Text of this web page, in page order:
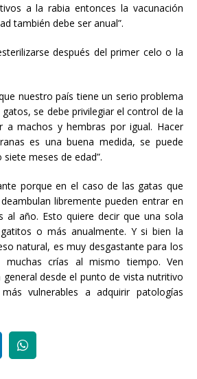
a la rabia entonces la vacunación
también debe ser anual”.
después del primer celo o la
nuestro país tiene un serio problema
se debe privilegiar el control de la
a machos y hembras por igual. Hacer
es una buena medida, se puede
meses de edad”.
porque en el caso de las gatas que
libremente pueden entrar en
al año. Esto quiere decir que una sola
o más anualmente. Y si bien la
natural, es muy desgastante para los
muchas crías al mismo tiempo. Ven
desde el punto de vista nutritivo
vulnerables a adquirir patologías